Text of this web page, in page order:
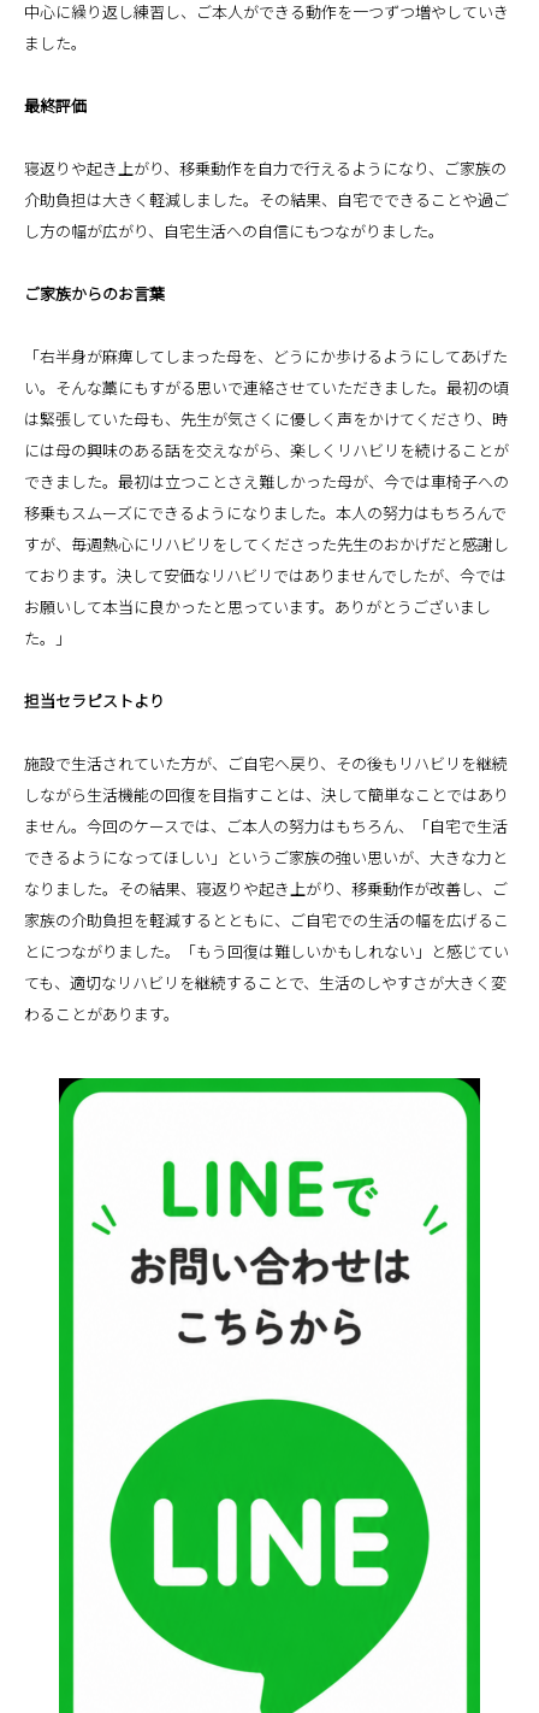
中心に繰り返し練習し、ご本人ができる動作を一つずつ増やしていき
ました。
最終評価
寝返りや起き上がり、移乗動作を自力で行えるようになり、ご家族の
介助負担は大きく軽減しました。その結果、自宅でできることや過ご
し方の幅が広がり、自宅生活への自信にもつながりました。
ご家族からのお言葉
「右半身が麻痺してしまった母を、どうにか歩けるようにしてあげた
い。そんな藁にもすがる思いで連絡させていただきました。最初の頃
は緊張していた母も、先生が気さくに優しく声をかけてくださり、時
には母の興味のある話を交えながら、楽しくリハビリを続けることが
できました。最初は立つことさえ難しかった母が、今では車椅子への
移乗もスムーズにできるようになりました。本人の努力はもちろんで
すが、毎週熱心にリハビリをしてくださった先生のおかげだと感謝し
ております。決して安価なリハビリではありませんでしたが、今では
お願いして本当に良かったと思っています。ありがとうございまし
た。」
担当セラピストより
施設で生活されていた方が、ご自宅へ戻り、その後もリハビリを継続
しながら生活機能の回復を目指すことは、決して簡単なことではあり
ません。今回のケースでは、ご本人の努力はもちろん、「自宅で生活
できるようになってほしい」というご家族の強い思いが、大きな力と
なりました。その結果、寝返りや起き上がり、移乗動作が改善し、ご
家族の介助負担を軽減するとともに、ご自宅での生活の幅を広げるこ
とにつながりました。「もう回復は難しいかもしれない」と感じてい
ても、適切なリハビリを継続することで、生活のしやすさが大きく変
わることがあります。